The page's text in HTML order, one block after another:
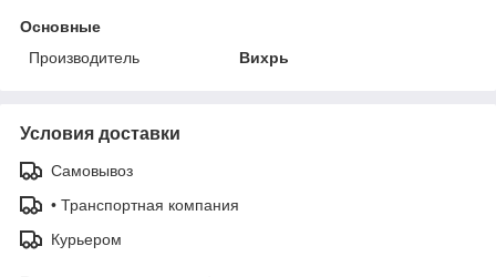
Основные
Производитель
Вихрь
Условия доставки
Самовывоз
• Транспортная компания
Курьером